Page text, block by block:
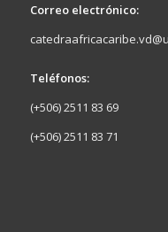
Correo electrónico:
Teléfonos:
(+506) 2511 83 69
(+506) 2511 83 71